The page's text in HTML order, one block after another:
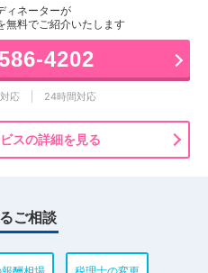
ィネーターが
無料でご紹介いたします
4202
応 24時間対応
スの詳細を見る
ご相談